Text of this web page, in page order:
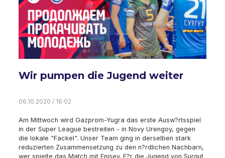
Wir pumpen die Jugend weiter
06.10.2020 / 16:02
Am Mittwoch wird Gazprom-Yugra das erste Ausw?rtsspiel
in der Super League bestreiten - in Novy Urengoy, gegen
die lokale "Fackel". Unser Team ging in derselben stark
reduzierten Zusammensetzung zu den n?rdlichen Nachbarn,
wer spielte das Match mit Enisey. F?r die Jugend von Surgut